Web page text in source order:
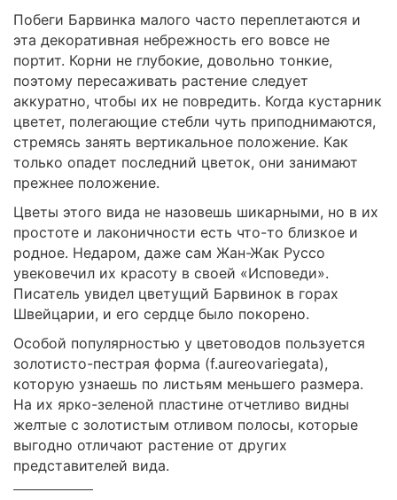
Побеги Барвинка малого часто переплетаются и
эта декоративная небрежность его вовсе не
портит. Корни не глубокие, довольно тонкие,
поэтому пересаживать растение следует
аккуратно, чтобы их не повредить. Когда кустарник
цветет, полегающие стебли чуть приподнимаются,
стремясь занять вертикальное положение. Как
только опадет последний цветок, они занимают
прежнее положение.
Цветы этого вида не назовешь шикарными, но в их
простоте и лаконичности есть что-то близкое и
родное. Недаром, даже сам Жан-Жак Руссо
увековечил их красоту в своей «Исповеди».
Писатель увидел цветущий Барвинок в горах
Швейцарии, и его сердце было покорено.
Особой популярностью у цветоводов пользуется
золотисто-пестрая форма (f.aureovariegata),
которую узнаешь по листьям меньшего размера.
На их ярко-зеленой пластине отчетливо видны
желтые с золотистым отливом полосы, которые
выгодно отличают растение от других
представителей вида.